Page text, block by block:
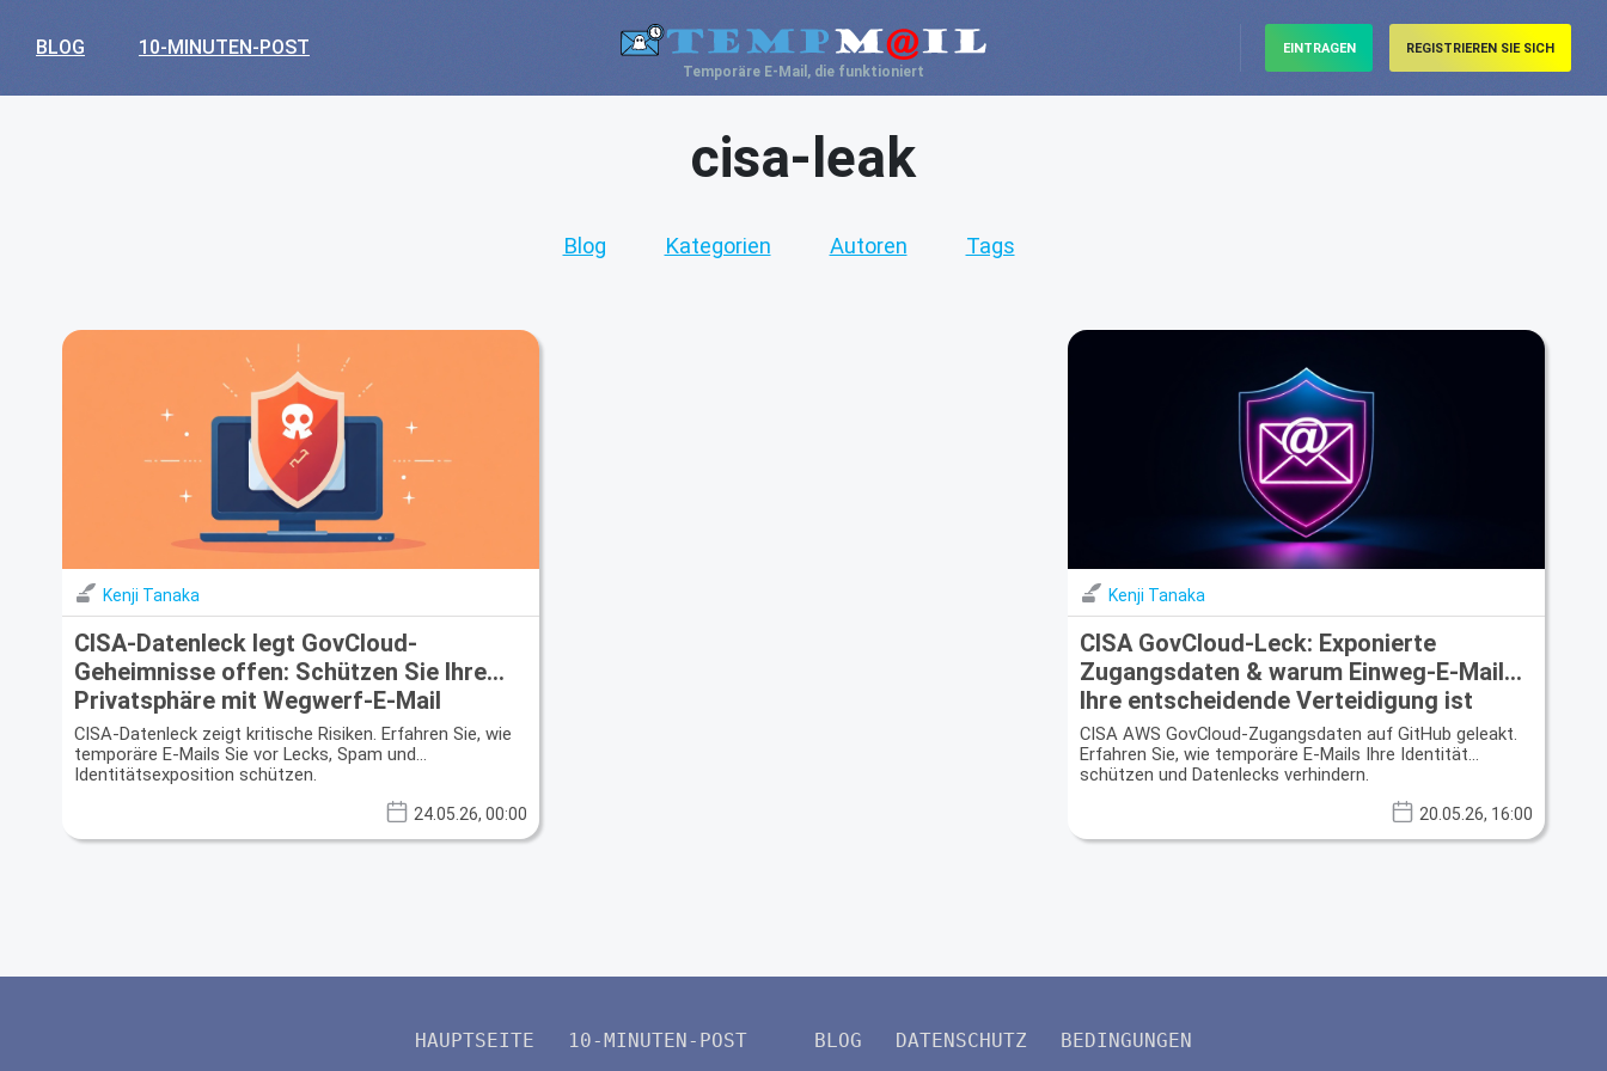
BLOG 10-MINUTEN-POST
Temporäre E-Mail, die funktioniert
EINTRAGEN REGISTRIEREN SIE SICH
cisa-leak
Blog Kategorien Autoren Tags
Kenji Tanaka
CISA-Datenleck legt GovCloud-
Geheimnisse offen: Schützen Sie Ihre
Privatsphäre mit Wegwerf-E-Mail
CISA-Datenleck zeigt kritische Risiken. Erfahren Sie, wie
temporäre E-Mails Sie vor Lecks, Spam und
Identitätsexposition schützen.
24.05.26, 00:00
Kenji Tanaka
CISA GovCloud-Leck: Exponierte
Zugangsdaten & warum Einweg-E-Mail
Ihre entscheidende Verteidigung ist
CISA AWS GovCloud-Zugangsdaten auf GitHub geleakt.
Erfahren Sie, wie temporäre E-Mails Ihre Identität
schützen und Datenlecks verhindern.
20.05.26, 16:00
HAUPTSEITE 10-MINUTEN-POST BLOG DATENSCHUTZ BEDINGUNGEN